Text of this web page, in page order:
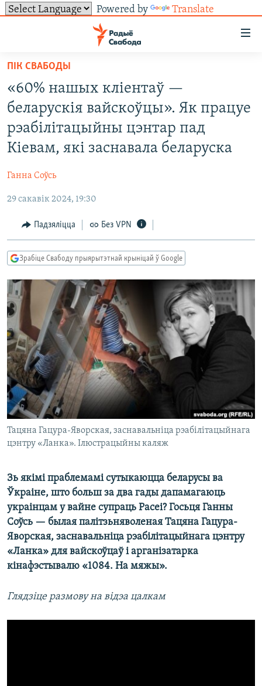
Powered by Translate
ўнівэрсальнага
доступу
Перайсьці
галоўнага
зьместу
Перайсьці
да
галоўнай
навігацыі
Перайсьці
пошуку
ВІДЭА І ФОТА
ЭКАНОМІКА
ВАЙНА
БЕЛАРУСЫ НА ВАЙНЕ
КУЛЬТУРА
КАЛЯНДАР
ТОЛЬКІ НА СВАБОДЗЕ
ТЭСТЫ
ПАДКАСТЫ
КНІГІ
АЎДЫЁКНІГІ
МОВА
НА ХВАЛЯХ СВАБОДЫ
СУВЯЗЬ
АБЫСЬЦІ БЛЯКАВАНЬНЕ
ПАДПІСАЦЦА
ПАДКАСТЫ
FACEBOOK
TWITTER
САЧЫЦЕ ЗА АБНАЎЛЕНЬНЯМІ
Усе сайты РС/РСЭ
ПІК СВАБОДЫ
«60% нашых кліентаў —
беларускія вайскоўцы». Як працуе
рэабілітацыйны цэнтар пад
Кіевам, які заснавала беларуска
Ганна Соўсь
29 сакавік 2024, 19:30
Падзяліцца Без VPN
Зрабіце Свабоду прыярытэтнай крыніцай ў Google
Тацяна Гацура-Яворская, заснавальніца рэабілітацыйнага
цэнтру «Ланка». Ілюстрацыйны каляж
Зь якімі праблемамі сутыкаюцца беларусы ва
Ўкраіне, што больш за два гады дапамагаюць
украінцам у вайне супраць Расеі? Госьця Ганны
Соўсь — былая палітзьняволеная Тацяна Гацура-
Яворская, заснавальніца рэабілітацыйнага цэнтру
«Ланка» для вайскоўцаў і арганізатарка
кінафэстывалю «1084. На мяжы».
Глядзіце размову на відэа цалкам